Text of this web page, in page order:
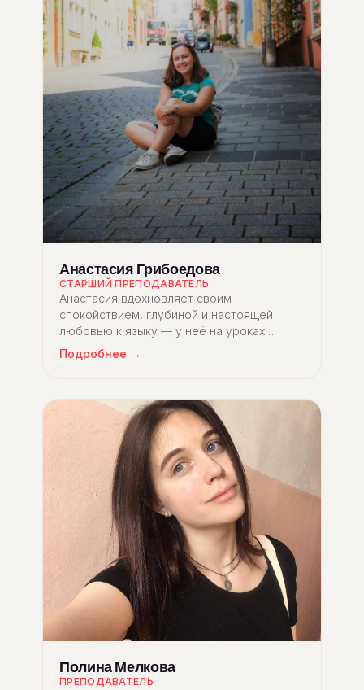
Анастасия Грибоедова
СТАРШИЙ ПРЕПОДАВАТЕЛЬ
Анастасия вдохновляет своим
спокойствием, глубиной и настоящей
любовью к языку — у неё на уроках
хочется задерживаться.
Подробнее →
Полина Мелкова
ПРЕПОДАВАТЕЛЬ